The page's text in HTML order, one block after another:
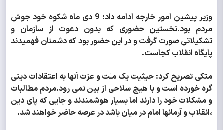
وزیر پیشین امور خارجه ادامه داد: 9 دی ماه شکوه خود جوش
مردم بود.نخستین حضوری که بدون دعوت از سازمان و
تشکیلاتی صورت گرفت و در این حضور بود که دشمنان فهمیدند
پایگاه انقلاب کجاست.
متکی تصریح کرد: حیثیت یک ملت و عزت آنها به اعتقادات دینی
گره خورده است و با هیچ سلاحی از بین نمی رود.مردم مطالبات
و مشکلات خود را دارند اما بسیار هوشمندند و جایی که پای دین
،انقلاب و آرمانها امام در میان باشد در عرصه حاضر خواهند شد.